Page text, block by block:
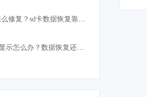
相机sd卡受损怎么修复？sd卡数据恢复靠这招
u盘插电脑上不显示怎么办？数据恢复还有希望吗